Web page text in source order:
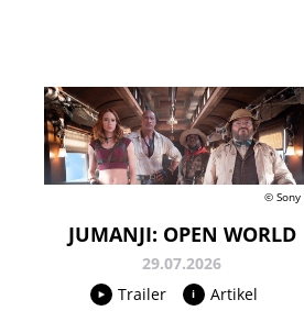
© Sony
JUMANJI: OPEN WORLD
29.07.2026
Trailer
Artikel